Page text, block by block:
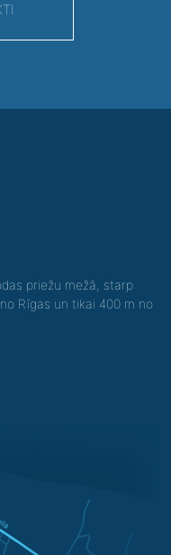
priežu mežā, starp
Rīgas un tikai 400 m no